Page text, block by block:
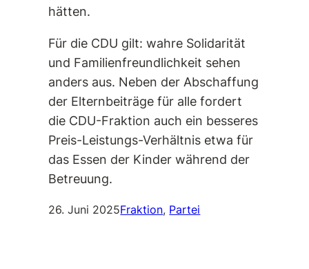
hätten.
Für die CDU gilt: wahre Solidarität
und Familienfreundlichkeit sehen
anders aus. Neben der Abschaffung
der Elternbeiträge für alle fordert
die CDU-Fraktion auch ein besseres
Preis-Leistungs-Verhältnis etwa für
das Essen der Kinder während der
Betreuung.
26. Juni 2025Fraktion, Partei